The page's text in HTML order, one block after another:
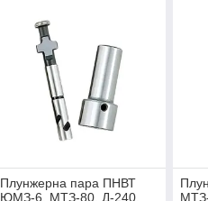
Плунжерна пара ПНВТ
ЮМЗ-6, МТЗ-80, Д-240,